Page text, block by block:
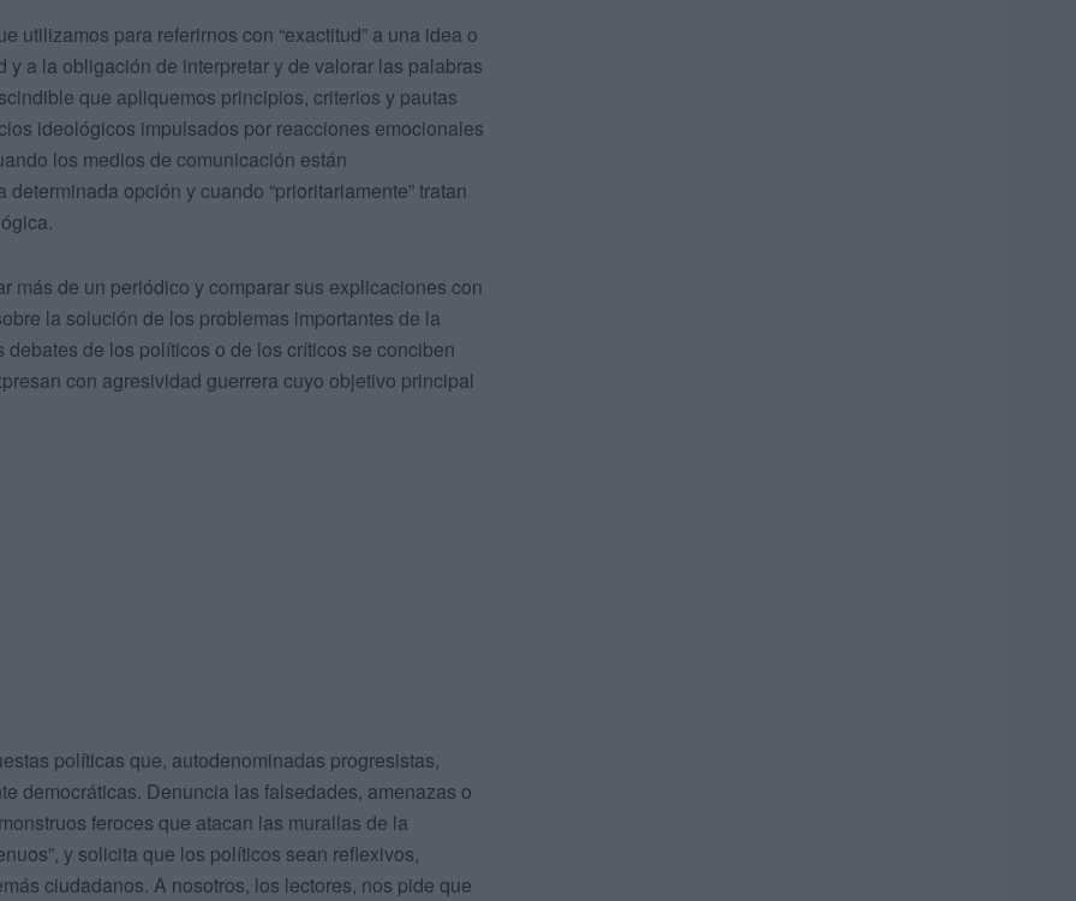
utilizamos para referirnos con “exactitud” a una idea o
a la obligación de interpretar y de valorar las palabras
que apliquemos principios, criterios y pautas
ideológicos impulsados por reacciones emocionales
los medios de comunicación están
opción y cuando “prioritariamente” tratan
más de un periódico y comparar sus explicaciones con
la solución de los problemas importantes de la
de los políticos o de los críticos se conciben
con agresividad guerrera cuyo objetivo principal
políticas que, autodenominadas progresistas,
democráticas. Denuncia las falsedades, amenazas o
feroces que atacan las murallas de la
y solicita que los políticos sean reflexivos,
ciudadanos. A nosotros, los lectores, nos pide que